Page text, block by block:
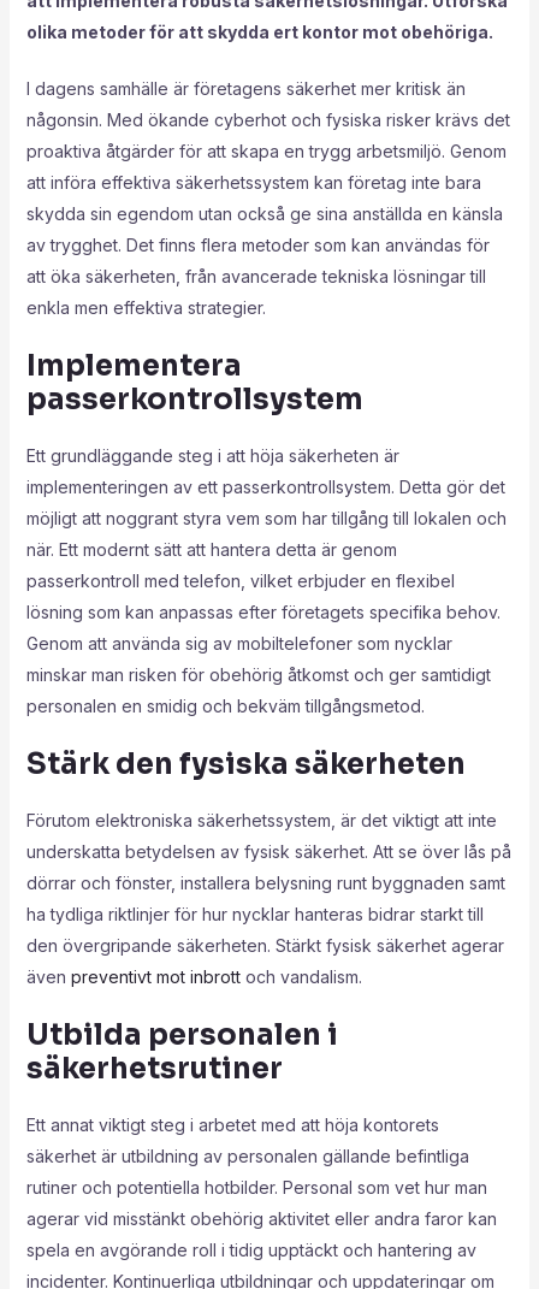
olika metoder för att skydda ert kontor mot obehöriga.
I dagens samhälle är företagens säkerhet mer kritisk än
någonsin. Med ökande cyberhot och fysiska risker krävs det
proaktiva åtgärder för att skapa en trygg arbetsmiljö. Genom
att införa effektiva säkerhetssystem kan företag inte bara
skydda sin egendom utan också ge sina anställda en känsla
av trygghet. Det finns flera metoder som kan användas för
att öka säkerheten, från avancerade tekniska lösningar till
enkla men effektiva strategier.
Implementera
passerkontrollsystem
Ett grundläggande steg i att höja säkerheten är
implementeringen av ett passerkontrollsystem. Detta gör det
möjligt att noggrant styra vem som har tillgång till lokalen och
när. Ett modernt sätt att hantera detta är genom
passerkontroll med telefon, vilket erbjuder en flexibel
lösning som kan anpassas efter företagets specifika behov.
Genom att använda sig av mobiltelefoner som nycklar
minskar man risken för obehörig åtkomst och ger samtidigt
personalen en smidig och bekväm tillgångsmetod.
Stärk den fysiska säkerheten
Förutom elektroniska säkerhetssystem, är det viktigt att inte
underskatta betydelsen av fysisk säkerhet. Att se över lås på
dörrar och fönster, installera belysning runt byggnaden samt
ha tydliga riktlinjer för hur nycklar hanteras bidrar starkt till
den övergripande säkerheten. Stärkt fysisk säkerhet agerar
även preventivt mot inbrott och vandalism.
Utbilda personalen i
säkerhetsrutiner
Ett annat viktigt steg i arbetet med att höja kontorets
säkerhet är utbildning av personalen gällande befintliga
rutiner och potentiella hotbilder. Personal som vet hur man
agerar vid misstänkt obehörig aktivitet eller andra faror kan
spela en avgörande roll i tidig upptäckt och hantering av
incidenter. Kontinuerliga utbildningar och uppdateringar om